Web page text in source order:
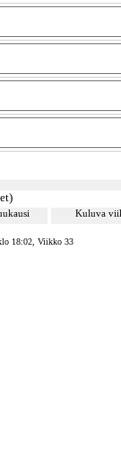
Kuluva
18:02, Viikko 33